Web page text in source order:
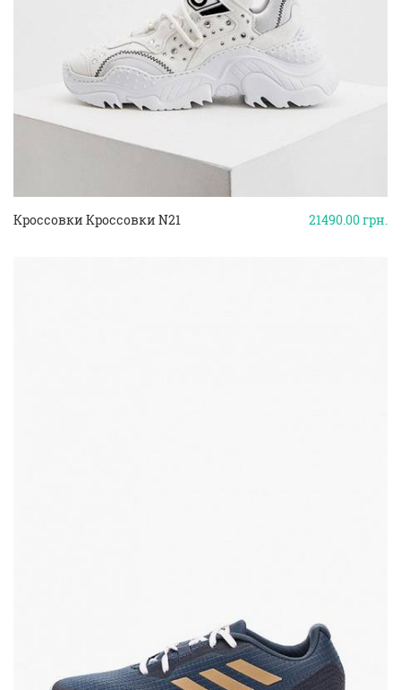
21490.00грн.
Кроссовки Кроссовки N21